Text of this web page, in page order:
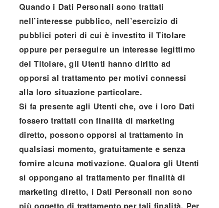
Quando i Dati Personali sono trattati
nell’interesse pubblico, nell’esercizio di
pubblici poteri di cui è investito il Titolare
oppure per perseguire un interesse legittimo
del Titolare, gli Utenti hanno diritto ad
opporsi al trattamento per motivi connessi
alla loro situazione particolare.
Si fa presente agli Utenti che, ove i loro Dati
fossero trattati con finalità di marketing
diretto, possono opporsi al trattamento in
qualsiasi momento, gratuitamente e senza
fornire alcuna motivazione. Qualora gli Utenti
si oppongano al trattamento per finalità di
marketing diretto, i Dati Personali non sono
più oggetto di trattamento per tali finalità. Per